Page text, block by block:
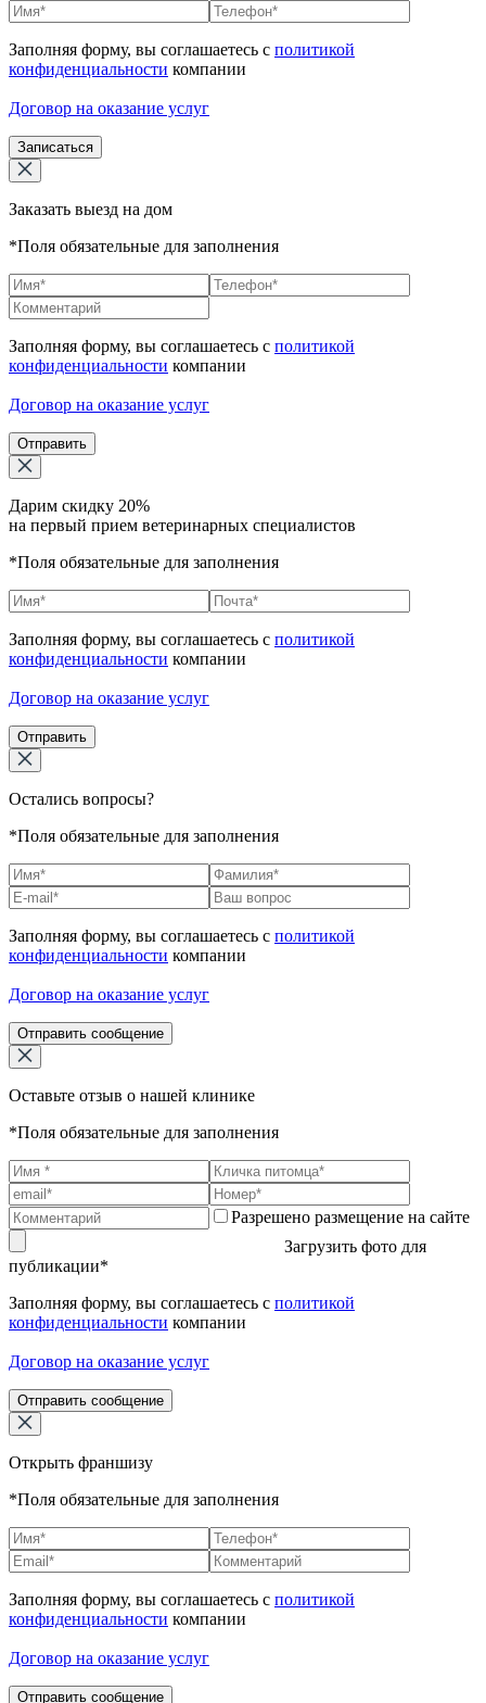
Заполняя форму, вы соглашаетесь с политикой
конфиденциальности компании
Договор на оказание услуг
Записаться
Заказать выезд на дом
*Поля обязательные для заполнения
Заполняя форму, вы соглашаетесь с политикой
конфиденциальности компании
Договор на оказание услуг
Отправить
Дарим скидку 20%
на первый прием ветеринарных специалистов
*Поля обязательные для заполнения
Заполняя форму, вы соглашаетесь с политикой
конфиденциальности компании
Договор на оказание услуг
Отправить
Остались вопросы?
*Поля обязательные для заполнения
Заполняя форму, вы соглашаетесь с политикой
конфиденциальности компании
Договор на оказание услуг
Отправить сообщение
Оставьте отзыв о нашей клинике
*Поля обязательные для заполнения
Разрешено размещение на сайте
Загрузить фото для
публикации*
Заполняя форму, вы соглашаетесь с политикой
конфиденциальности компании
Договор на оказание услуг
Отправить сообщение
Открыть франшизу
*Поля обязательные для заполнения
Заполняя форму, вы соглашаетесь с политикой
конфиденциальности компании
Договор на оказание услуг
Отправить сообщение